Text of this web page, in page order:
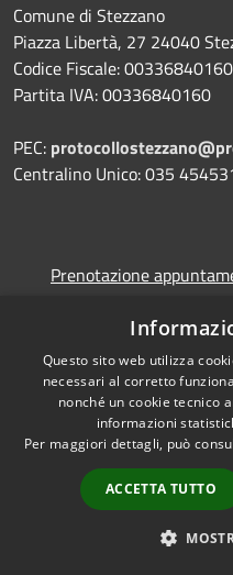
Comune di Stezzano
Piazza Libertà, 27 24040
Codice Fiscale: 00336840160
Partita IVA: 00336840160
PEC:
Centralino Unico: 035
Prenotazione
Richiesta assistenza
Amministrazione
Questo sito web utilizza
necessari al corretto
nonché un cookie tecnico
informazioni
Per maggiori dettagli, può
ACCETTA TUTTO